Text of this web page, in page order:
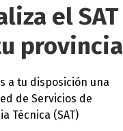
el SAT
provincia
a tu disposición una
de Servicios de
Técnica (SAT)